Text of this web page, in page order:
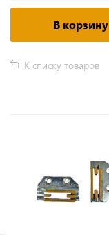
В корзину
К списку товаров